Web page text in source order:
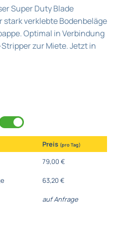
Super Duty Blade
stark verklebte Bodenbeläge
Optimal in Verbindung
zur Miete. Jetzt in
Preis (pro Tag)
79,00 €
63,20 €
auf Anfrage